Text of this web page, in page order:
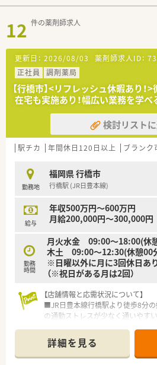
12 件の薬剤師求人
更新日： 2026/08/03 薬剤師求人ID：
正社員
調剤薬局
【行橋市】<リフレッシュ休暇あり
在宅も実施あり！幅広い業務を学
検討リスト
駅チカ 年間休日120日以上 ブランク
勤務地
福岡県 行橋市
行橋駅 (JR日豊本線)
給与
年収500万円～600万円
月給200,000円～300,000円
勤務
時間
月火水金 09:00～18:00(休
木土 09:00～12:30(休憩00
※日曜以外に月に3回休日あ
（※祝日がある月は2回）
【店舗情報と応需状況について】
■JR日豊本線行橋駅より徒歩8分の
の通勤ストレスが少なく通いやすい
60枚程度をコンスタントに応需し
■薬剤師は常勤2名体制で事務員も
が整っているため安心して業務に
詳細を見る